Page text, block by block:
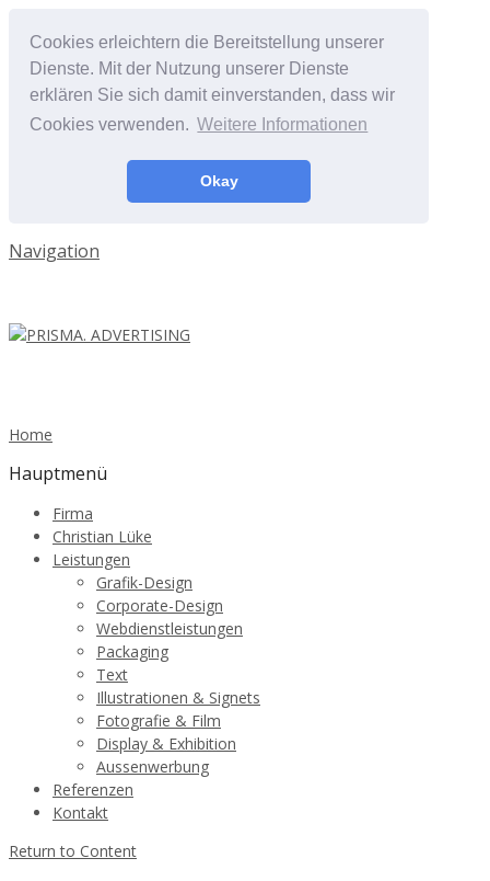
Cookies erleichtern die Bereitstellung unserer
Dienste. Mit der Nutzung unserer Dienste
erklären Sie sich damit einverstanden, dass wir
Cookies verwenden. Weitere Informationen
Okay
Navigation
Home
Hauptmenü
Firma
Christian Lüke
Leistungen
Grafik-Design
Corporate-Design
Webdienstleistungen
Packaging
Text
Illustrationen & Signets
Fotografie & Film
Display & Exhibition
Aussenwerbung
Referenzen
Kontakt
Return to Content